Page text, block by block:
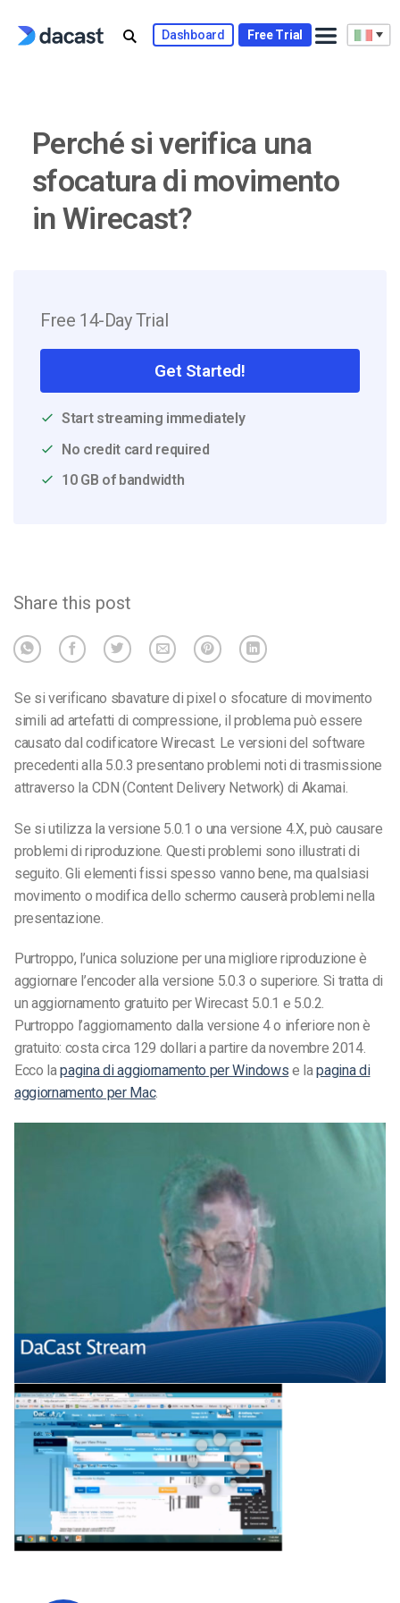
Dashboard Free Trial
Perché si verifica una
sfocatura di movimento
in Wirecast?
Free 14-Day Trial
Get Started!
Start streaming immediately
No credit card required
10 GB of bandwidth
Share this post
Se si verificano sbavature di pixel o sfocature di movimento
simili ad artefatti di compressione, il problema può essere
causato dal codificatore Wirecast. Le versioni del software
precedenti alla 5.0.3 presentano problemi noti di trasmissione
attraverso la CDN (Content Delivery Network) di Akamai.
Se si utilizza la versione 5.0.1 o una versione 4.X, può causare
problemi di riproduzione. Questi problemi sono illustrati di
seguito. Gli elementi fissi spesso vanno bene, ma qualsiasi
movimento o modifica dello schermo causerà problemi nella
presentazione.
Purtroppo, l’unica soluzione per una migliore riproduzione è
aggiornare l’encoder alla versione 5.0.3 o superiore. Si tratta di
un aggiornamento gratuito per Wirecast 5.0.1 e 5.0.2.
Purtroppo l’aggiornamento dalla versione 4 o inferiore non è
gratuito: costa circa 129 dollari a partire da novembre 2014.
Ecco lapagina di aggiornamento per Windows e lapagina di
aggiornamento per Mac.